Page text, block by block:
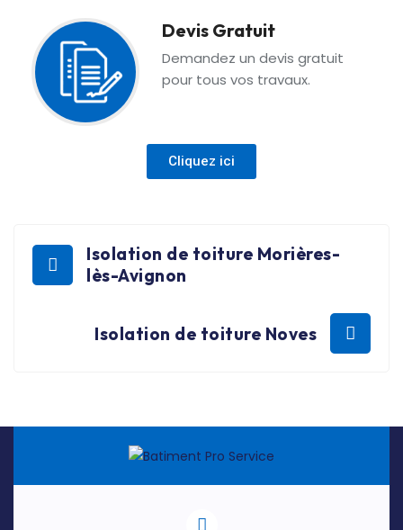
Devis Gratuit
Demandez un devis gratuit
pour tous vos travaux.
Cliquez ici
Isolation de toiture Morières-
lès-Avignon
Isolation de toiture Noves